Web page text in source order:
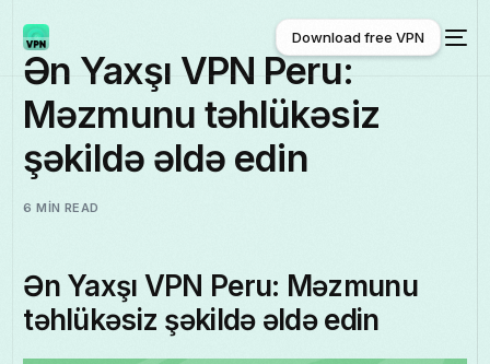
Download free VPN
Download free VPN
Ən Yaxşı VPN Peru:
Məzmunu təhlükəsiz
şəkildə əldə edin
6 MIN READ
Ən Yaxşı VPN Peru: Məzmunu
təhlükəsiz şəkildə əldə edin